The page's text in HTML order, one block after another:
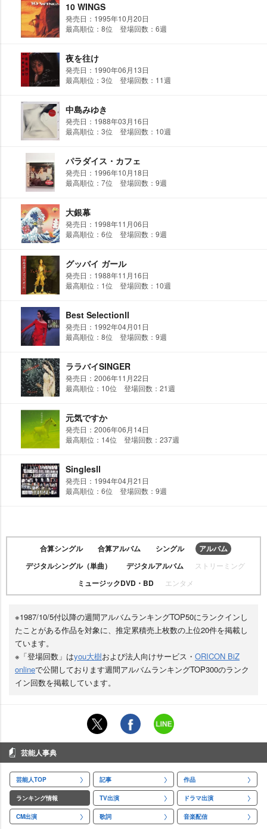
10 WINGS
発売日：1995年10月20日
最高順位：8位 登場回数：6週
夜を往け
発売日：1990年06月13日
最高順位：3位 登場回数：11週
中島みゆき
発売日：1988年03月16日
最高順位：3位 登場回数：10週
パラダイス・カフェ
発売日：1996年10月18日
最高順位：7位 登場回数：9週
大銀幕
発売日：1998年11月06日
最高順位：6位 登場回数：9週
グッバイ ガール
発売日：1988年11月16日
最高順位：1位 登場回数：10週
Best SelectionⅡ
発売日：1992年04月01日
最高順位：8位 登場回数：9週
ララバイSINGER
発売日：2006年11月22日
最高順位：10位 登場回数：21週
元気ですか
発売日：2006年06月14日
最高順位：14位 登場回数：237週
SinglesⅡ
発売日：1994年04月21日
最高順位：6位 登場回数：9週
合算シングル 合算アルバム シングル
アルバム
デジタルシングル（単曲）
デジタルアルバム ストリーミング
ミュージックDVD・BD エンタメ
※1987/10/5付以降の週間アルバムランキングTOP50にランクインし
たことがある作品を対象に、推定累積売上枚数の上位20件を掲載し
ています。
※「登場回数」はyou大樹および法人向けサービス・ ORICON BiZ
onlineで公開しております週間アルバムランキングTOP300のランク
イン回数を掲載しています。
芸能人事典
芸能人TOP 記事 作品
ランキング情報 TV出演 ドラマ出演
CM出演 歌詞 音楽配信